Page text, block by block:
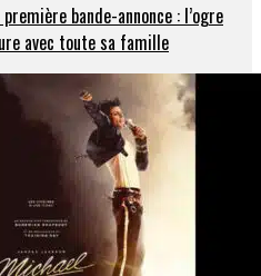
bande-annonce : l’ogre
avec toute sa famille